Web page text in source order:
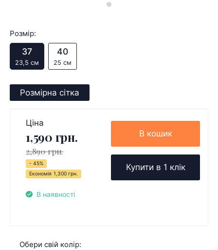
Розмір:
37
23,5 см
40
25 см
Розмірна сітка
Ціна
1,590 грн.
2,890 грн.
- 45%
Економія 1,300 грн.
В наявності
В кошик
Купити в 1 клік
Обери свій колір: